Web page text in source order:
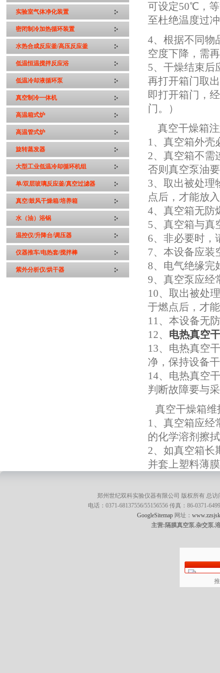
实验室气体净化装置
密闭制冷加热循环装置
水热合成反应釜/高压反应釜
低温恒温搅拌反应浴
低温冷却液循环泵
真空制冷一体机
高温箱式炉
高温管式炉
旋转蒸发器
大型工业低温冷却循环机组
单/双层玻璃反应釜/真空过滤器
真空/鼓风干燥箱/培养箱
水（油）浴锅
温控仪/升降台/调压器
仪器推车/电热套/搅拌棒
紫外分析仪/烘干器
可设定50℃，
至杜绝温度过
4、根据不同物
空度下降，需
5、干燥结束后
再打开箱门取
即打开箱门，
门。）
真空干燥箱
1、真空箱外壳
2、真空箱不需
否则真空泵油
3、取出被处理
点后，才能放
4、真空箱无防
5、真空箱与真
6、非必要时，
7、本设备应装
8、电气绝缘完
9、真空泵应经
10、取出被处
于燃点后，才
11、本设备无
12、 电热真空
13、电热真空
净，保持设备
14、电热真空
判断故障要与
真空干燥箱维
1、真空箱应经
的化学溶剂擦
2、如真空箱长
并套上塑料薄
郑州世纪双科实验仪器有限公司 版权所有 总访
电话：0371-68137556/55156556 传真：86-0371-
GoogleSitemap 网址：
主营:隔膜真空泵.杂交泵.